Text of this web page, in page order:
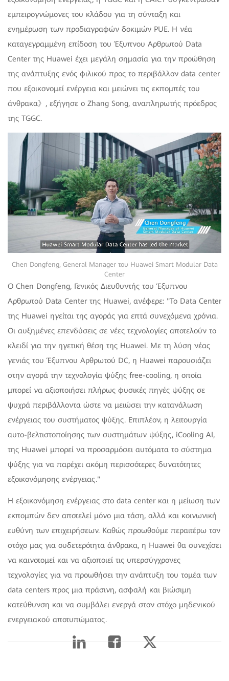
εμπειρογνώμονες του κλάδου για τη σύνταξη και
ενημέρωση των προδιαγραφών δοκιμών PUE. Η νέα
καταγεγραμμένη επίδοση του Έξυπνου Αρθρωτού Data
Center της Huawei έχει μεγάλη σημασία για την προώθηση
της ανάπτυξης ενός φιλικού προς το περιβάλλον data center
που εξοικονομεί ενέργεια και μειώνει τις εκπομπές του
άνθρακα》, εξήγησε ο Zhang Song, αναπληρωτής πρόεδρος
της TGGC.
Chen Dongfeng, General Manager του Huawei Smart Modular Data
Center
Ο Chen Dongfeng, Γενικός Διευθυντής του Έξυπνου
Αρθρωτού Data Center της Huawei, ανέφερε:
Το Data Center
της Huawei ηγείται της αγοράς για επτά συνεχόμενα χρόνια.
Οι αυξημένες επενδύσεις σε νέες τεχνολογίες αποτελούν το
κλειδί για την ηγετική θέση της Huawei. Με τη λύση νέας
γενιάς του Έξυπνου Αρθρωτού DC, η Huawei παρουσιάζει
στην αγορά την τεχνολογία ψύξης free-cooling, η οποία
μπορεί να αξιοποιήσει πλήρως φυσικές πηγές ψύξης σε
ψυχρά περιβάλλοντα ώστε να μειώσει την κατανάλωση
ενέργειας του συστήματος ψύξης. Επιπλέον, η λειτουργία
αυτο-βελτιστοποίησης των συστημάτων ψύξης, iCooling AI,
της Huawei μπορεί να προσαρμόσει αυτόματα το σύστημα
ψύξης για να παρέχει ακόμη περισσότερες δυνατότητες
εξοικονόμησης ενέργειας.
Η εξοικονόμηση ενέργειας στο data center και η μείωση των
εκπομπών δεν αποτελεί μόνο μια τάση, αλλά και κοινωνική
ευθύνη των επιχειρήσεων. Καθώς προωθούμε περαιτέρω τον
στόχο μας για ουδετερότητα άνθρακα, η Huawei θα συνεχίσει
να καινοτομεί και να αξιοποιεί τις υπερσύγχρονες
τεχνολογίες για να προωθήσει την ανάπτυξη του τομέα των
data centers προς μια πράσινη, ασφαλή και βιώσιμη
κατεύθυνση και να συμβάλει ενεργά στον στόχο μηδενικού
ενεργειακού αποτυπώματος.